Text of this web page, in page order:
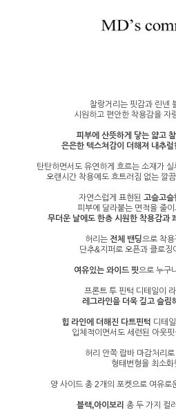
찰랑거리는 핏감과 린넨
시원하고 편안한 착용감을 자
피부에 산뜻하게 닿는 얇고
은은한 텍스쳐감이 더해져 내추
탄탄하면서도 유연하게 흐르는 소재가
오랜시간 착용에도 흐트러짐 없는 깔
자연스럽게 표현된 고슬고슬
피부에 달라붙는 면적을 줄
무더운 날에도 한층 시원한 착용감과
허리는 전체 밴딩으로 착
단추&지퍼로 오픈과 클로징
여유있는 와이드 핏으로 누구
프론트 투 핀턱 디테일이
레그라인을 더욱 길고 슬림
힙 라인에 더해진 다트핀턱 디테
입체적이면서도 세련된 아웃
허리 안쪽 랍바 마감처리
형태변형을 최소화
양 사이드 총 2개의 포켓으로 여유로
블랙,아이보리 총 두 가지 컬